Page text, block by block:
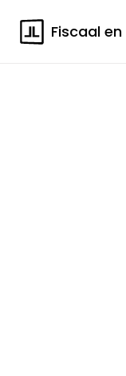
Fiscaal en